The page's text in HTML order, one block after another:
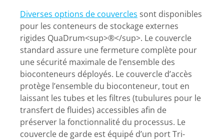
Diverses options de couvercles sont disponibles
pour les conteneurs de stockage externes
rigides QuaDrum<sup>®</sup>. Le couvercle
standard assure une fermeture complète pour
une sécurité maximale de l’ensemble des
bioconteneurs déployés. Le couvercle d’accès
protège l’ensemble du bioconteneur, tout en
laissant les tubes et les filtres (tubulures pour le
transfert de fluides) accessibles afin de
préserver la fonctionnalité du processus. Le
couvercle de garde est équipé d’un port Tri-